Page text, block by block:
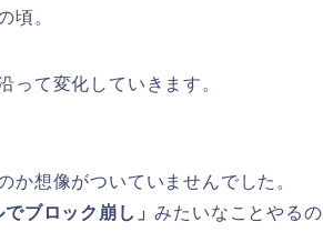
頃。
って変化していきます。
か想像がついていませんでした。
でブロック崩し」みたいなことやるの